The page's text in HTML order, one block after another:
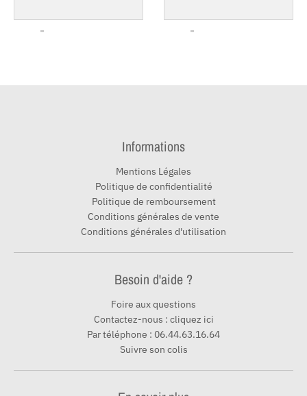
Informations
Mentions Légales
Politique de confidentialité
Politique de remboursement
Conditions générales de vente
Conditions générales d'utilisation
Besoin d'aide ?
Foire aux questions
Contactez-nous : cliquez ici
Par téléphone : 06.44.63.16.64
Suivre son colis